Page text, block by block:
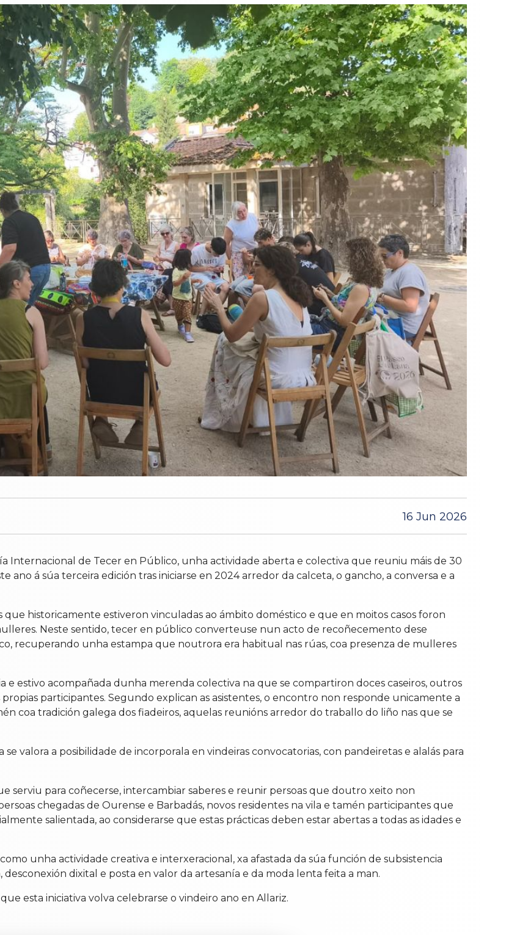
16 Jun 2026
Internacional de Tecer en Público, unha actividade aberta e colectiva que reuniu máis de 30
ano á súa terceira edición tras iniciarse en 2024 arredor da calceta, o gancho, a conversa e a
que historicamente estiveron vinculadas ao ámbito doméstico e que en moitos casos foron
Neste sentido, tecer en público converteuse nun acto de recoñecemento dese
recuperando unha estampa que noutrora era habitual nas rúas, coa presenza de mulleres
estivo acompañada dunha merenda colectiva na que se compartiron doces caseiros, outros
participantes. Segundo explican as asistentes, o encontro non responde unicamente a
coa tradición galega dos fiadeiros, aquelas reunións arredor do traballo do liño nas que se
valora a posibilidade de incorporala en vindeiras convocatorias, con pandeiretas e alalás para
serviu para coñecerse, intercambiar saberes e reunir persoas que doutro xeito non
chegadas de Ourense e Barbadás, novos residentes na vila e tamén participantes que
salientada, ao considerarse que estas prácticas deben estar abertas a todas as idades e
unha actividade creativa e interxeracional, xa afastada da súa función de subsistencia
dixital e posta en valor da artesanía e da moda lenta feita a man.
esta iniciativa volva celebrarse o vindeiro ano en Allariz.